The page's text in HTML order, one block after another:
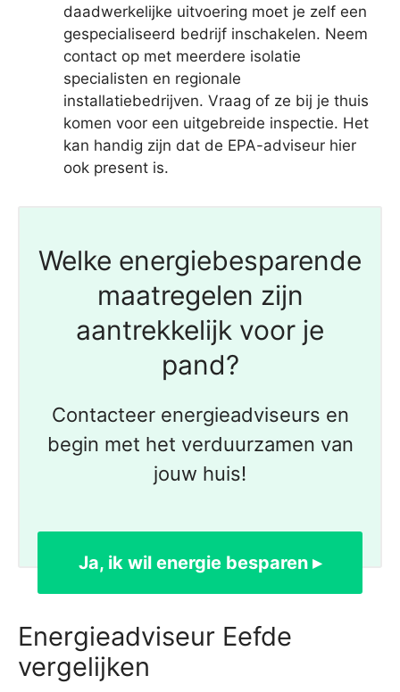
daadwerkelijke uitvoering moet je zelf een
gespecialiseerd bedrijf inschakelen. Neem
contact op met meerdere isolatie
specialisten en regionale
installatiebedrijven. Vraag of ze bij je thuis
komen voor een uitgebreide inspectie. Het
kan handig zijn dat de EPA-adviseur hier
ook present is.
Welke energiebesparende
maatregelen zijn
aantrekkelijk voor je
pand?
Contacteer energieadviseurs en
begin met het verduurzamen van
jouw huis!
Ja, ik wil energie besparen ▸
Energieadviseur Eefde
vergelijken